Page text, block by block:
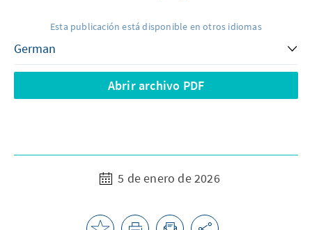
Esta publicación está disponible en otros idiomas
Abrir archivo PDF
5 de enero de 2026